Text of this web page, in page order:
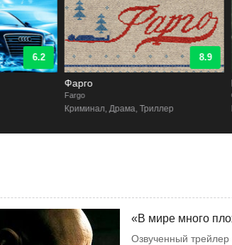
6.2 8.9
Фарго
Fargo
Криминал, Драма, Триллер
«В мире много
Озвученный трейлер